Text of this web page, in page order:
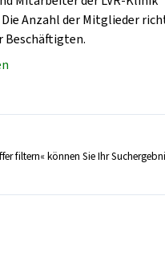
Anzahl der Mitglieder
Beschäftigten.
filtern« können Sie Ihr